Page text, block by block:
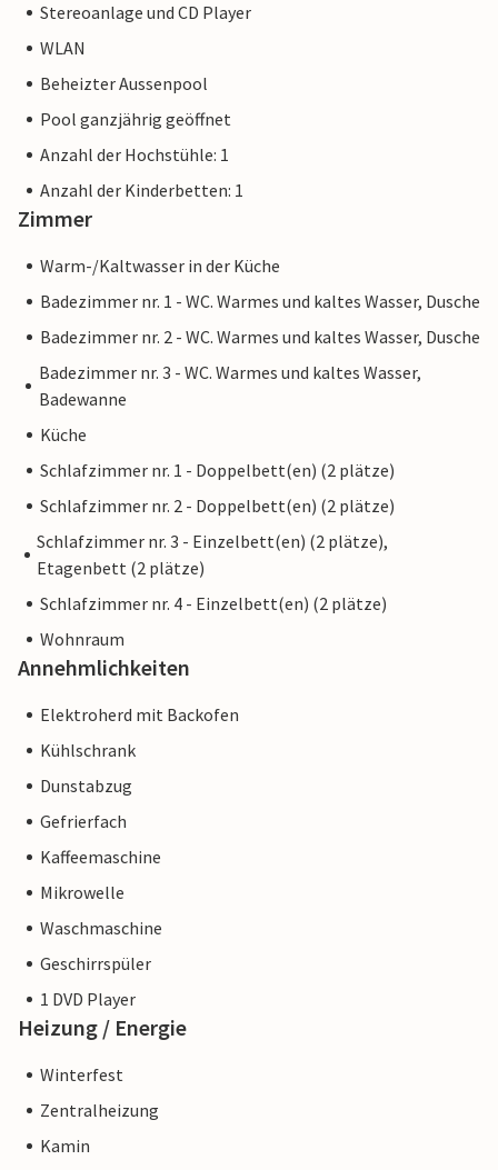
Stereoanlage und CD Player
WLAN
Beheizter Aussenpool
Pool ganzjährig geöffnet
Anzahl der Hochstühle: 1
Anzahl der Kinderbetten: 1
Zimmer
Warm-/Kaltwasser in der Küche
Badezimmer nr. 1 - WC. Warmes und kaltes Wasser, Dusche
Badezimmer nr. 2 - WC. Warmes und kaltes Wasser, Dusche
Badezimmer nr. 3 - WC. Warmes und kaltes Wasser,
Badewanne
Küche
Schlafzimmer nr. 1 - Doppelbett(en) (2 plätze)
Schlafzimmer nr. 2 - Doppelbett(en) (2 plätze)
Schlafzimmer nr. 3 - Einzelbett(en) (2 plätze),
Etagenbett (2 plätze)
Schlafzimmer nr. 4 - Einzelbett(en) (2 plätze)
Wohnraum
Annehmlichkeiten
Elektroherd mit Backofen
Kühlschrank
Dunstabzug
Gefrierfach
Kaffeemaschine
Mikrowelle
Waschmaschine
Geschirrspüler
1 DVD Player
Heizung / Energie
Winterfest
Zentralheizung
Kamin